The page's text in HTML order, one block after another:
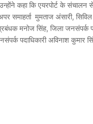
कहा कि एयरपोर्ट के संचालन
समाहर्ता मुमताज अंसारी,
मनोज सिंह, जिला जनसंपर्क
पदाधिकारी अविनाश कुमार